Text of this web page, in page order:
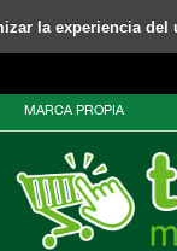
la experiencia
MARCA PROPIA